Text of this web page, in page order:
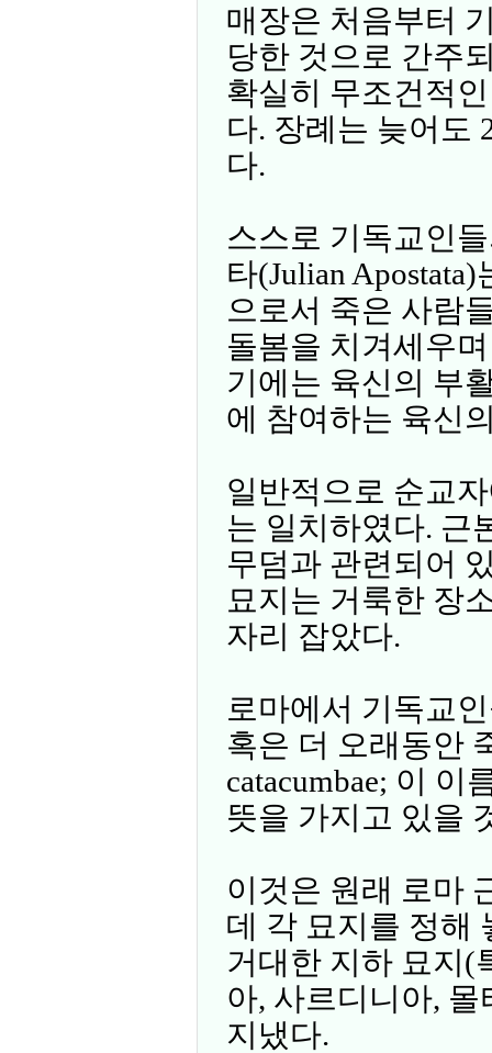
매장은 처음부터
당한 것으로 간주
확실히 무조건적
다. 장례는 늦어도
다.
스스로 기독교인
타(Julian
으로서 죽은 사람
돌봄을 치겨세우
기에는 육신의 부
에 참여하는 육신
일반적으로 순교
는 일치하였다. 근
무덤과 관련되어
묘지는 거룩한 장
자리 잡았다.
로마에서 기독교
혹은 더 오래동안
catacumbae; 이
뜻을 가지고 있을
이것은 원래 로마
데 각 묘지를 정해
거대한 지하 묘지(
아, 사르디니아,
지냈다.